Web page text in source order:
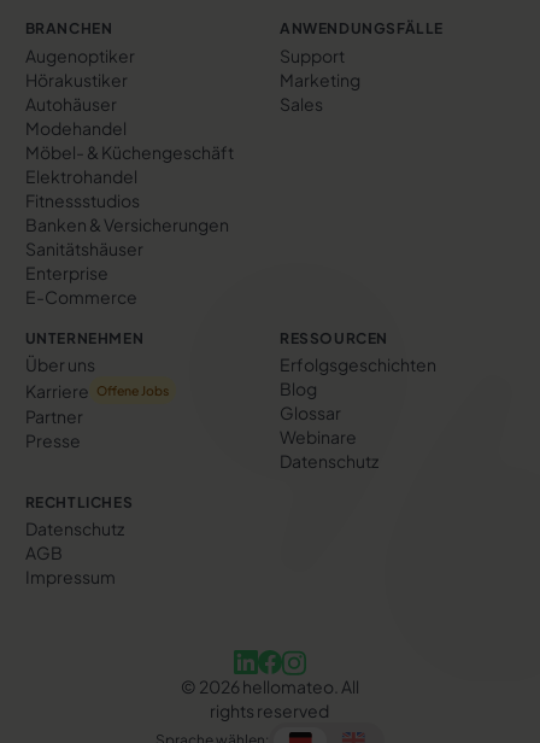
BRANCHEN
Augenoptiker
Hörakustiker
Autohäuser
Modehandel
Möbel- & Küchengeschäft
Elektrohandel
Fitnessstudios
Banken & Versicherungen
Sanitätshäuser
Enterprise
E-Commerce
ANWENDUNGSFÄLLE
Support
Marketing
Sales
UNTERNEHMEN
Über uns
Karriere
Offene Jobs
Partner
Presse
RESSOURCEN
Erfolgs­geschichten
Blog
Glossar
Webinare
Datenschutz
RECHTLICHES
Datenschutz
AGB
Impressum
© 2026 hellomateo. All
rights reserved